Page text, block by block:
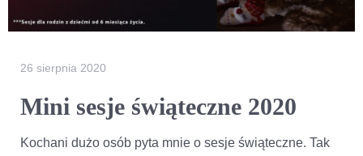
26 sierpnia 2020
Mini sesje świąteczne 2020
Kochani dużo osób pyta mnie o sesje świąteczne. Tak